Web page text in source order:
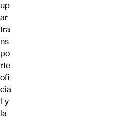
up
ar
tra
ns
po
rte
ofi
cia
l y
la